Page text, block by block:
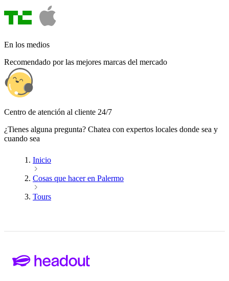
En los medios
Recomendado por las mejores marcas del mercado
Centro de atención al cliente 24/7
¿Tienes alguna pregunta? Chatea con expertos locales donde sea y
cuando sea
Inicio
Cosas que hacer en Palermo
Tours